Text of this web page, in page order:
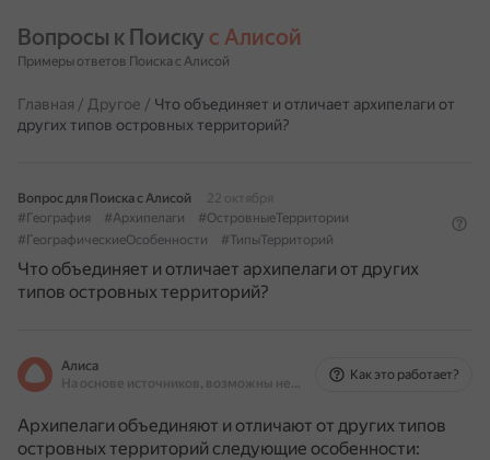
Вопросы к Поиску с Алисой
Примеры ответов Поиска с Алисой
Главная / Другое / Что объединяет и отличает архипелаги от
других типов островных территорий?
Вопрос для Поиска с Алисой
22 октября
#География
#Архипелаги
#ОстровныеТерритории
#ГеографическиеОсобенности
#ТипыТерриторий
Что объединяет и отличает архипелаги от других
типов островных территорий?
Алиса
На основе источников, возможны неточности
Как это работает?
Архипелаги объединяют и отличают от других типов
островных территорий следующие особенности: